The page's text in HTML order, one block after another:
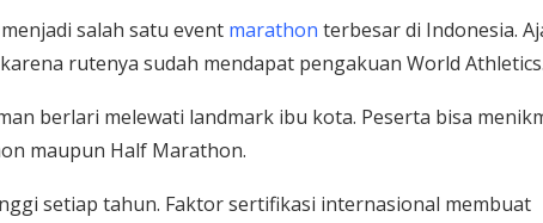
salah satu event marathon terbesar di Indonesia.
rutenya sudah mendapat pengakuan World
berlari melewati landmark ibu kota. Peserta bisa
maupun Half Marathon.
setiap tahun. Faktor sertifikasi internasional membuat